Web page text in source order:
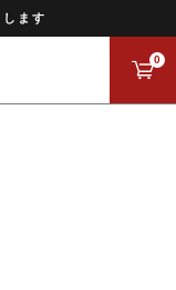
ます
0